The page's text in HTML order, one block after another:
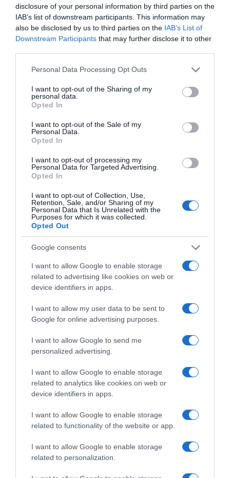
disclosure of your personal information by third parties on the
IAB’s list of downstream participants. This information may
also be disclosed by us to third parties on the IAB’s List of
Downstream Participants that may further disclose it to other
Please note that this website/app uses one or more Google
not limited to your visit or usage behaviour. You may click to
grant or deny consent to Google and its third-party tags to
use your data for below specified purposes in below Google
consent section.
Personal Data Processing Opt Outs
I want to opt-out of the Sharing of my
personal data.
Opted In
I want to opt-out of the Sale of my
Personal Data.
Opted In
I want to opt-out of processing my
Personal Data for Targeted Advertising.
Opted In
I want to opt-out of Collection, Use,
Retention, Sale, and/or Sharing of my
Personal Data that Is Unrelated with the
Purposes for which it was collected.
Opted Out
Google consents
I want to allow Google to enable storage
related to advertising like cookies on web or
device identifiers in apps.
I want to allow my user data to be sent to
Google for online advertising purposes.
I want to allow Google to send me
personalized advertising.
I want to allow Google to enable storage
related to analytics like cookies on web or
device identifiers in apps.
I want to allow Google to enable storage
related to functionality of the website or app.
I want to allow Google to enable storage
related to personalization.
ΕΛΛΑΔΑ